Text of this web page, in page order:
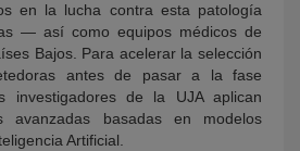
en la lucha contra esta patología
— así como equipos médicos de
Bajos. Para acelerar la selección
antes de pasar a la fase
investigadores de la UJA aplican
avanzadas basadas en modelos
Artificial.